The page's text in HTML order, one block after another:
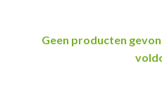
Geen producten